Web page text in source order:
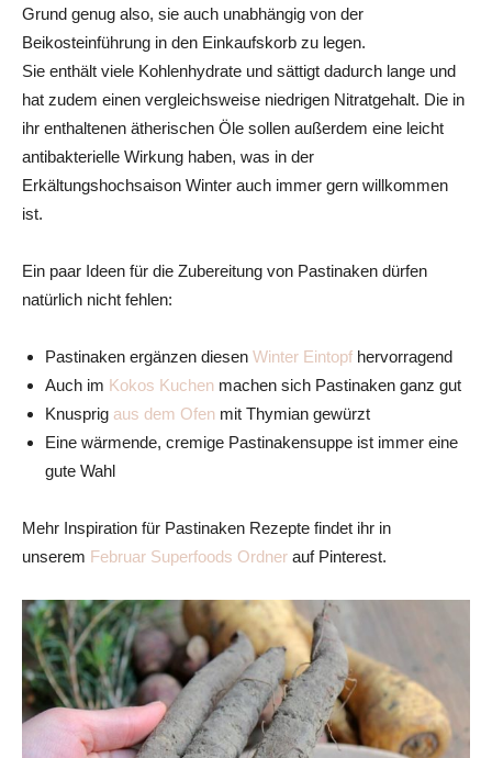
Grund genug also, sie auch unabhängig von der
Beikosteinführung in den Einkaufskorb zu legen.
Sie enthält viele Kohlenhydrate und sättigt dadurch lange und
hat zudem einen vergleichsweise niedrigen Nitratgehalt. Die in
ihr enthaltenen ätherischen Öle sollen außerdem eine leicht
antibakterielle Wirkung haben, was in der
Erkältungshochsaison Winter auch immer gern willkommen
ist.
Ein paar Ideen für die Zubereitung von Pastinaken dürfen
natürlich nicht fehlen:
Pastinaken ergänzen diesen Winter Eintopf hervorragend
Auch im Kokos Kuchen machen sich Pastinaken ganz gut
Knusprig aus dem Ofen mit Thymian gewürzt
Eine wärmende, cremige Pastinakensuppe ist immer eine
gute Wahl
Mehr Inspiration für Pastinaken Rezepte findet ihr in
unserem Februar Superfoods Ordner auf Pinterest.